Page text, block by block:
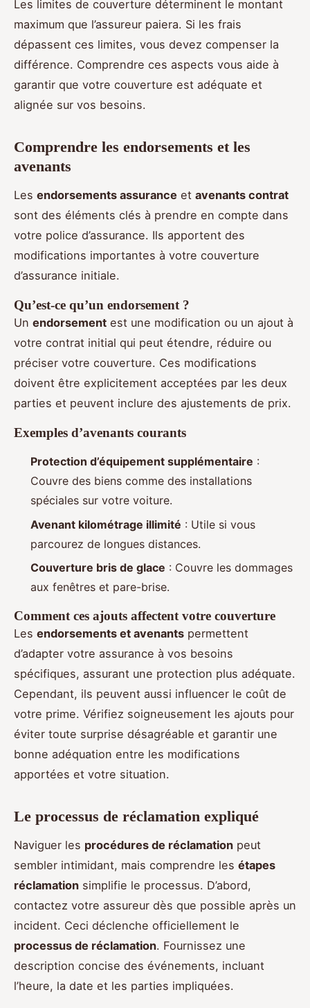
Les limites de couverture déterminent le montant
maximum que l’assureur paiera. Si les frais
dépassent ces limites, vous devez compenser la
différence. Comprendre ces aspects vous aide à
garantir que votre couverture est adéquate et
alignée sur vos besoins.
Comprendre les endorsements et les
avenants
Les endorsements assurance et avenants contrat
sont des éléments clés à prendre en compte dans
votre police d’assurance. Ils apportent des
modifications importantes à votre couverture
d’assurance initiale.
Qu’est-ce qu’un endorsement ?
Un endorsement est une modification ou un ajout à
votre contrat initial qui peut étendre, réduire ou
préciser votre couverture. Ces modifications
doivent être explicitement acceptées par les deux
parties et peuvent inclure des ajustements de prix.
Exemples d’avenants courants
Protection d’équipement supplémentaire :
Couvre des biens comme des installations
spéciales sur votre voiture.
Avenant kilométrage illimité : Utile si vous
parcourez de longues distances.
Couverture bris de glace : Couvre les dommages
aux fenêtres et pare-brise.
Comment ces ajouts affectent votre couverture
Les endorsements et avenants permettent
d’adapter votre assurance à vos besoins
spécifiques, assurant une protection plus adéquate.
Cependant, ils peuvent aussi influencer le coût de
votre prime. Vérifiez soigneusement les ajouts pour
éviter toute surprise désagréable et garantir une
bonne adéquation entre les modifications
apportées et votre situation.
Le processus de réclamation expliqué
Naviguer les procédures de réclamation peut
sembler intimidant, mais comprendre les étapes
réclamation simplifie le processus. D’abord,
contactez votre assureur dès que possible après un
incident. Ceci déclenche officiellement le
processus de réclamation. Fournissez une
description concise des événements, incluant
l’heure, la date et les parties impliquées.